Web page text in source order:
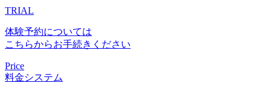
TRIAL
体験予約については
こちらからお手続きください
Price
料金システム